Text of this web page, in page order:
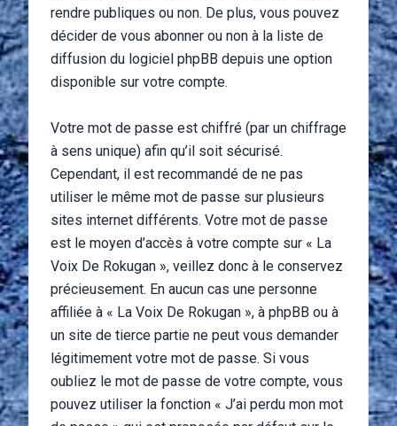
rendre publiques ou non. De plus, vous pouvez
décider de vous abonner ou non à la liste de
diffusion du logiciel phpBB depuis une option
disponible sur votre compte.
Votre mot de passe est chiffré (par un chiffrage
à sens unique) afin qu’il soit sécurisé.
Cependant, il est recommandé de ne pas
utiliser le même mot de passe sur plusieurs
sites internet différents. Votre mot de passe
est le moyen d’accès à votre compte sur « La
Voix De Rokugan », veillez donc à le conservez
précieusement. En aucun cas une personne
affiliée à « La Voix De Rokugan », à phpBB ou à
un site de tierce partie ne peut vous demander
légitimement votre mot de passe. Si vous
oubliez le mot de passe de votre compte, vous
pouvez utiliser la fonction « J’ai perdu mon mot